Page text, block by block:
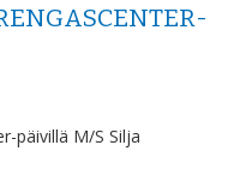
päivillä M/S Silja